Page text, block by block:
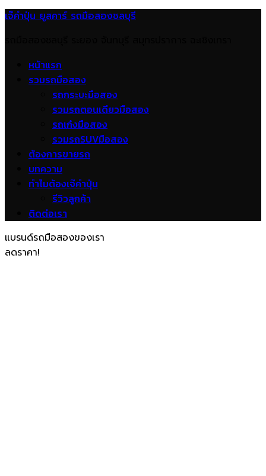
เจ๊คำปุ่น ยูสคาร์ รถมือสองชลบุรี
หน้าแรก
รวมรถมือสอง
รถกระบะมือสอง
รวมรถตอนเดียวมือสอง
รถเก๋งมือสอง
รวมรถSUVมือสอง
ต้องการขายรถ
บทความ
ทำไมต้องเจ๊คำปุ่น
รีวิวลูกค้า
ติดต่อเรา
แบรนด์รถมือสองของเรา
ลดราคา!